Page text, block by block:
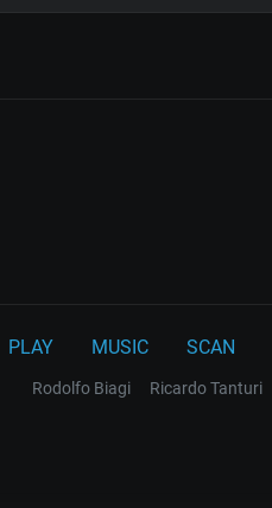
PLAY MUSIC SCAN
Rodolfo Biagi Ricardo Tanturi